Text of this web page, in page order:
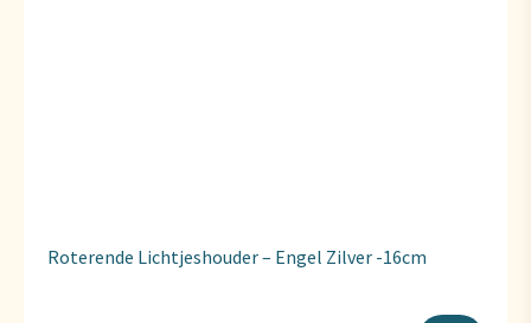
Roterende Lichtjeshouder – Engel Zilver -16cm